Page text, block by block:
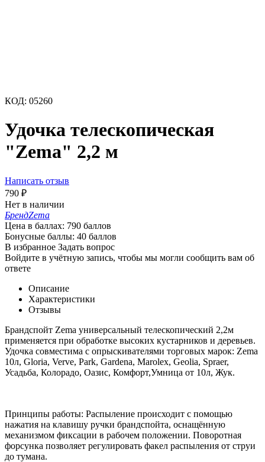
КОД: 05260
Удочка телескопическая
"Zema" 2,2 м
Написать отзыв
790 ₽
Нет в наличии
БрендZema
Цена в баллах: 790 баллов
Бонусные баллы: 40 баллов
В избранное Задать вопрос
Войдите в учётную запись, чтобы мы могли сообщить вам об
ответе
Описание
Характеристики
Отзывы
Брандспойт Zema универсальный телескопический 2,2м
применяется при обработке высоких кустарников и деревьев.
Удочка совместима с опрыскивателями торговых марок: Zema
10л, Gloria, Verve, Park, Gardena, Marolex, Geolia, Spraer,
Усадьба, Колорадо, Оазис, Комфорт,Умница от 10л, Жук.
Принципы работы: Распыление происходит с помощью
нажатия на клавишу ручки брандспойта, оснащённую
механизмом фиксации в рабочем положении. Поворотная
форсунка позволяет регулировать факел распыления от струи
до тумана.